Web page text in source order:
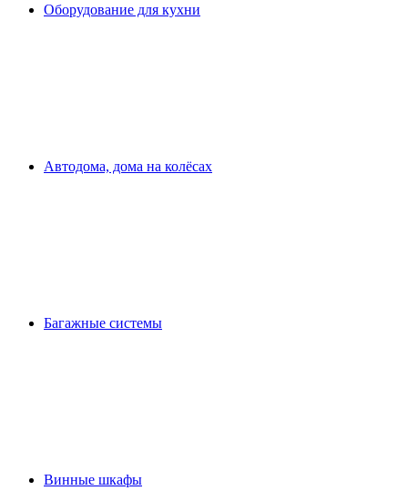
Оборудование для кухни
Автодома, дома на колёсах
Багажные системы
Винные шкафы